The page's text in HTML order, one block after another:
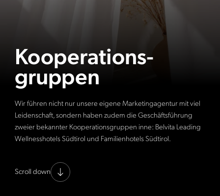
Kooperations-
gruppen
Wir führen nicht nur unsere eigene Marketingagentur mit viel
Leidenschaft, sondern haben zudem die Geschäftsführung
zweier bekannter Kooperationsgruppen inne: Belvita Leading
Wellnesshotels Südtirol und Familienhotels Südtirol.
Scroll down